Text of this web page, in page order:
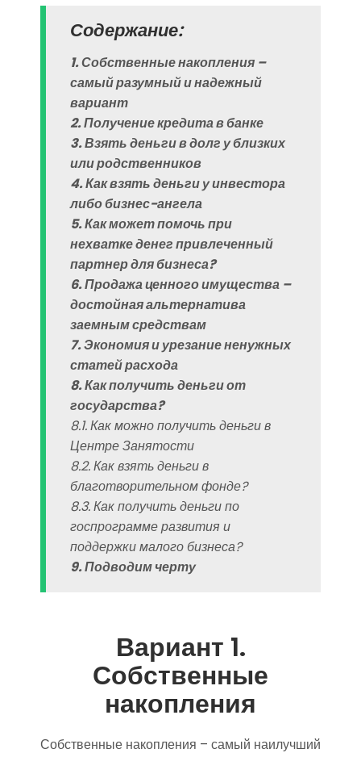
Содержание:
1. Собственные накопления –
самый разумный и надежный
вариант
2. Получение кредита в банке
3. Взять деньги в долг у близких
или родственников
4. Как взять деньги у инвестора
либо бизнес-ангела
5. Как может помочь при
нехватке денег привлеченный
партнер для бизнеса?
6. Продажа ценного имущества –
достойная альтернатива
заемным средствам
7. Экономия и урезание ненужных
статей расхода
8. Как получить деньги от
государства?
8.1. Как можно получить деньги в
Центре Занятости
8.2. Как взять деньги в
благотворительном фонде?
8.3. Как получить деньги по
госпрограмме развития и
поддержки малого бизнеса?
9. Подводим черту
Вариант 1.
Собственные
накопления
Собственные накопления – самый наилучший